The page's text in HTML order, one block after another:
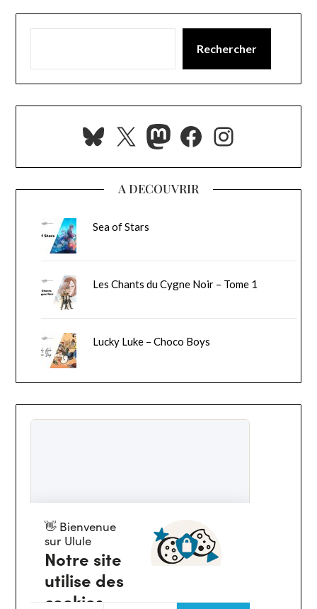
Rechercher
Bluesky
X Mastodon
Facebook
A DECOUVRIR
Sea of Stars
Les Chants du Cygne Noir – Tome 1
Lucky Luke – Choco Boys